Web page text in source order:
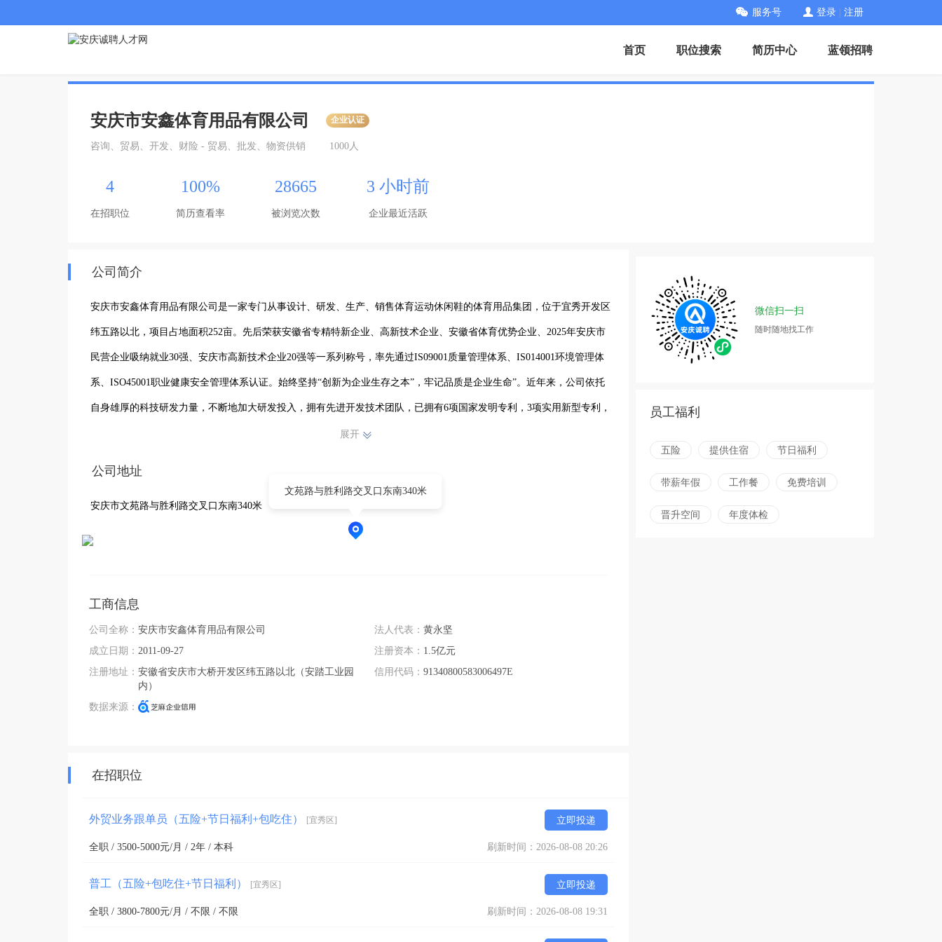
服务号 登录 注册
首页 职位搜索 简历中心 蓝领招聘
安庆市安鑫体育用品有限公司 企业认证
咨询、贸易、开发、财险 - 贸易、批发、物资供销 1000人
4
在招职位
100%
简历查看率
28665
被浏览次数
3 小时前
企业最近活跃
公司简介
安庆市安鑫体育用品有限公司是一家专门从事设计、研发、生产、销售体育运动休闲鞋的体育用品集团，位于宜秀开发区
纬五路以北，项目占地面积252亩。先后荣获安徽省专精特新企业、高新技术企业、安徽省体育优势企业、2025年安庆市
民营企业吸纳就业30强、安庆市高新技术企业20强等一系列称号，率先通过IS09001质量管理体系、IS014001环境管理体
系、ISO45001职业健康安全管理体系认证。始终坚持“创新为企业生存之本”，牢记品质是企业生命”。近年来，公司依托
自身雄厚的科技研发力量，不断地加大研发投入，拥有先进开发技术团队，已拥有6项国家发明专利，3项实用新型专利，
展开
公司地址
安庆市文苑路与胜利路交叉口东南340米
文苑路与胜利路交叉口东南340米
工商信息
公司全称： 安庆市安鑫体育用品有限公司
成立日期： 2011-09-27
注册地址： 安徽省安庆市大桥开发区纬五路以北（安踏工业园
内）
数据来源：
法人代表： 黄永坚
注册资本： 1.5亿元
信用代码： 91340800583006497E
在招职位
外贸业务跟单员（五险+节日福利+包吃住） [宜秀区] 立即投递
全职 / 3500-5000元/月 / 2年 / 本科 刷新时间：2026-08-08 20:26
普工（五险+包吃住+节日福利） [宜秀区] 立即投递
全职 / 3800-7800元/月 / 不限 / 不限 刷新时间：2026-08-08 19:31
微信扫一扫
随时随地找工作
员工福利
五险 提供住宿 节日福利
带薪年假 工作餐 免费培训
晋升空间 年度体检